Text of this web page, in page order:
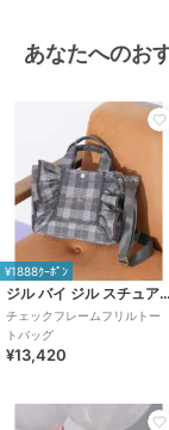
あなたへのお
¥1888ｸｰﾎﾟﾝ
ジル バイ ジル スチュアート
チェックフレームフリルトー
トバッグ
¥13,420